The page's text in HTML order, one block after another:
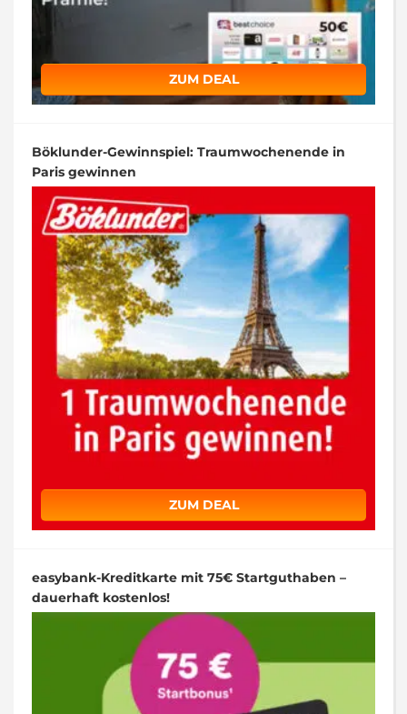
ZUM DEAL
Böklunder-Gewinnspiel: Traumwochenende in
Paris gewinnen
ZUM DEAL
easybank-Kreditkarte mit 75€ Startguthaben –
dauerhaft kostenlos!